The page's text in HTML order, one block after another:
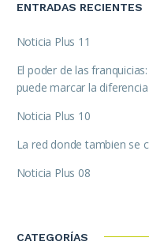
ENTRADAS RECIENTES
Noticia Plus 11
El poder de las
puede marcar la diferencia
Noticia Plus 10
La red donde tambien se
Noticia Plus 08
CATEGORÍAS